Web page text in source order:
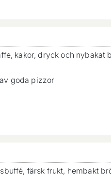
kakor, dryck och nybakat
goda pizzor
färsk frukt, hembakt